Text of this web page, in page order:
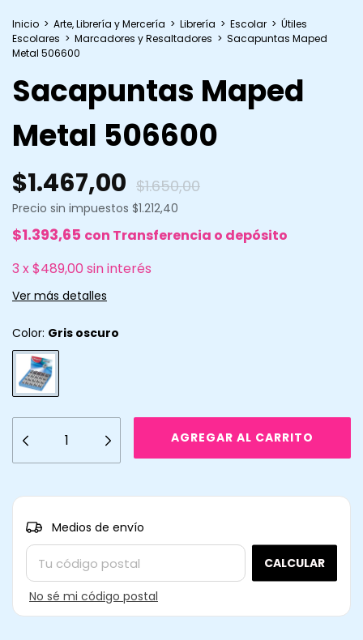
Inicio > Arte, Librería y Mercería > Librería > Escolar > Útiles
Escolares > Marcadores y Resaltadores > Sacapuntas Maped
Metal 506600
Sacapuntas Maped
Metal 506600
$1.467,00 $1.650,00
Precio sin impuestos $1.212,40
$1.393,65 con Transferencia o depósito
3 x$489,00 sin interés
Ver más detalles
Color: Gris oscuro
Medios de envío
CALCULAR
No sé mi código postal